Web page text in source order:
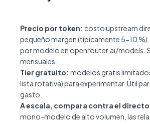
Precio por token: costo upstream
pequeño margen (típicamente 5-10
por modelo en openrouter.ai/models .
mensuales.
Tier gratuito: modelos gratis
lista rotativa) para experimentar. Útil
gasto.
A escala, compara contra el
mono-modelo de alto volumen, las